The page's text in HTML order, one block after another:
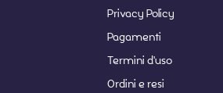
Privacy Policy
Pagamenti
Termini d'uso
Ordini e resi